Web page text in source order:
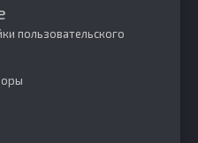
пользовательского